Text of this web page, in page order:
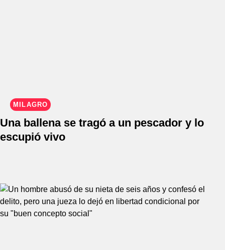
MILAGRO
Una ballena se tragó a un pescador y lo
escupió vivo